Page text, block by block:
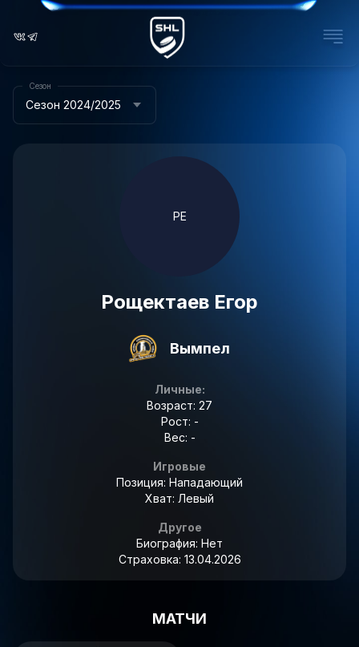
Сезон 2024/2025
Сезон
РЕ
Рощектаев Егор
Вымпел
Личные:
Возраст: 27
Рост: -
Вес: -
Игровые
Позиция: Нападающий
Хват: Левый
Другое
Биография: Нет
Страховка: 13.04.2026
МАТЧИ